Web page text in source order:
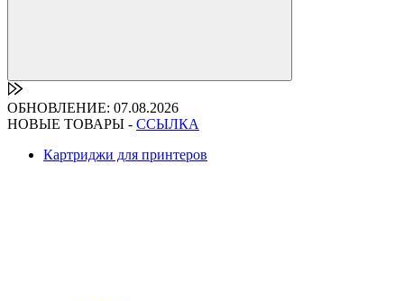
ОБНОВЛЕНИЕ: 07.08.2026
НОВЫЕ ТОВАРЫ - ССЫЛКА
Картриджи для принтеров